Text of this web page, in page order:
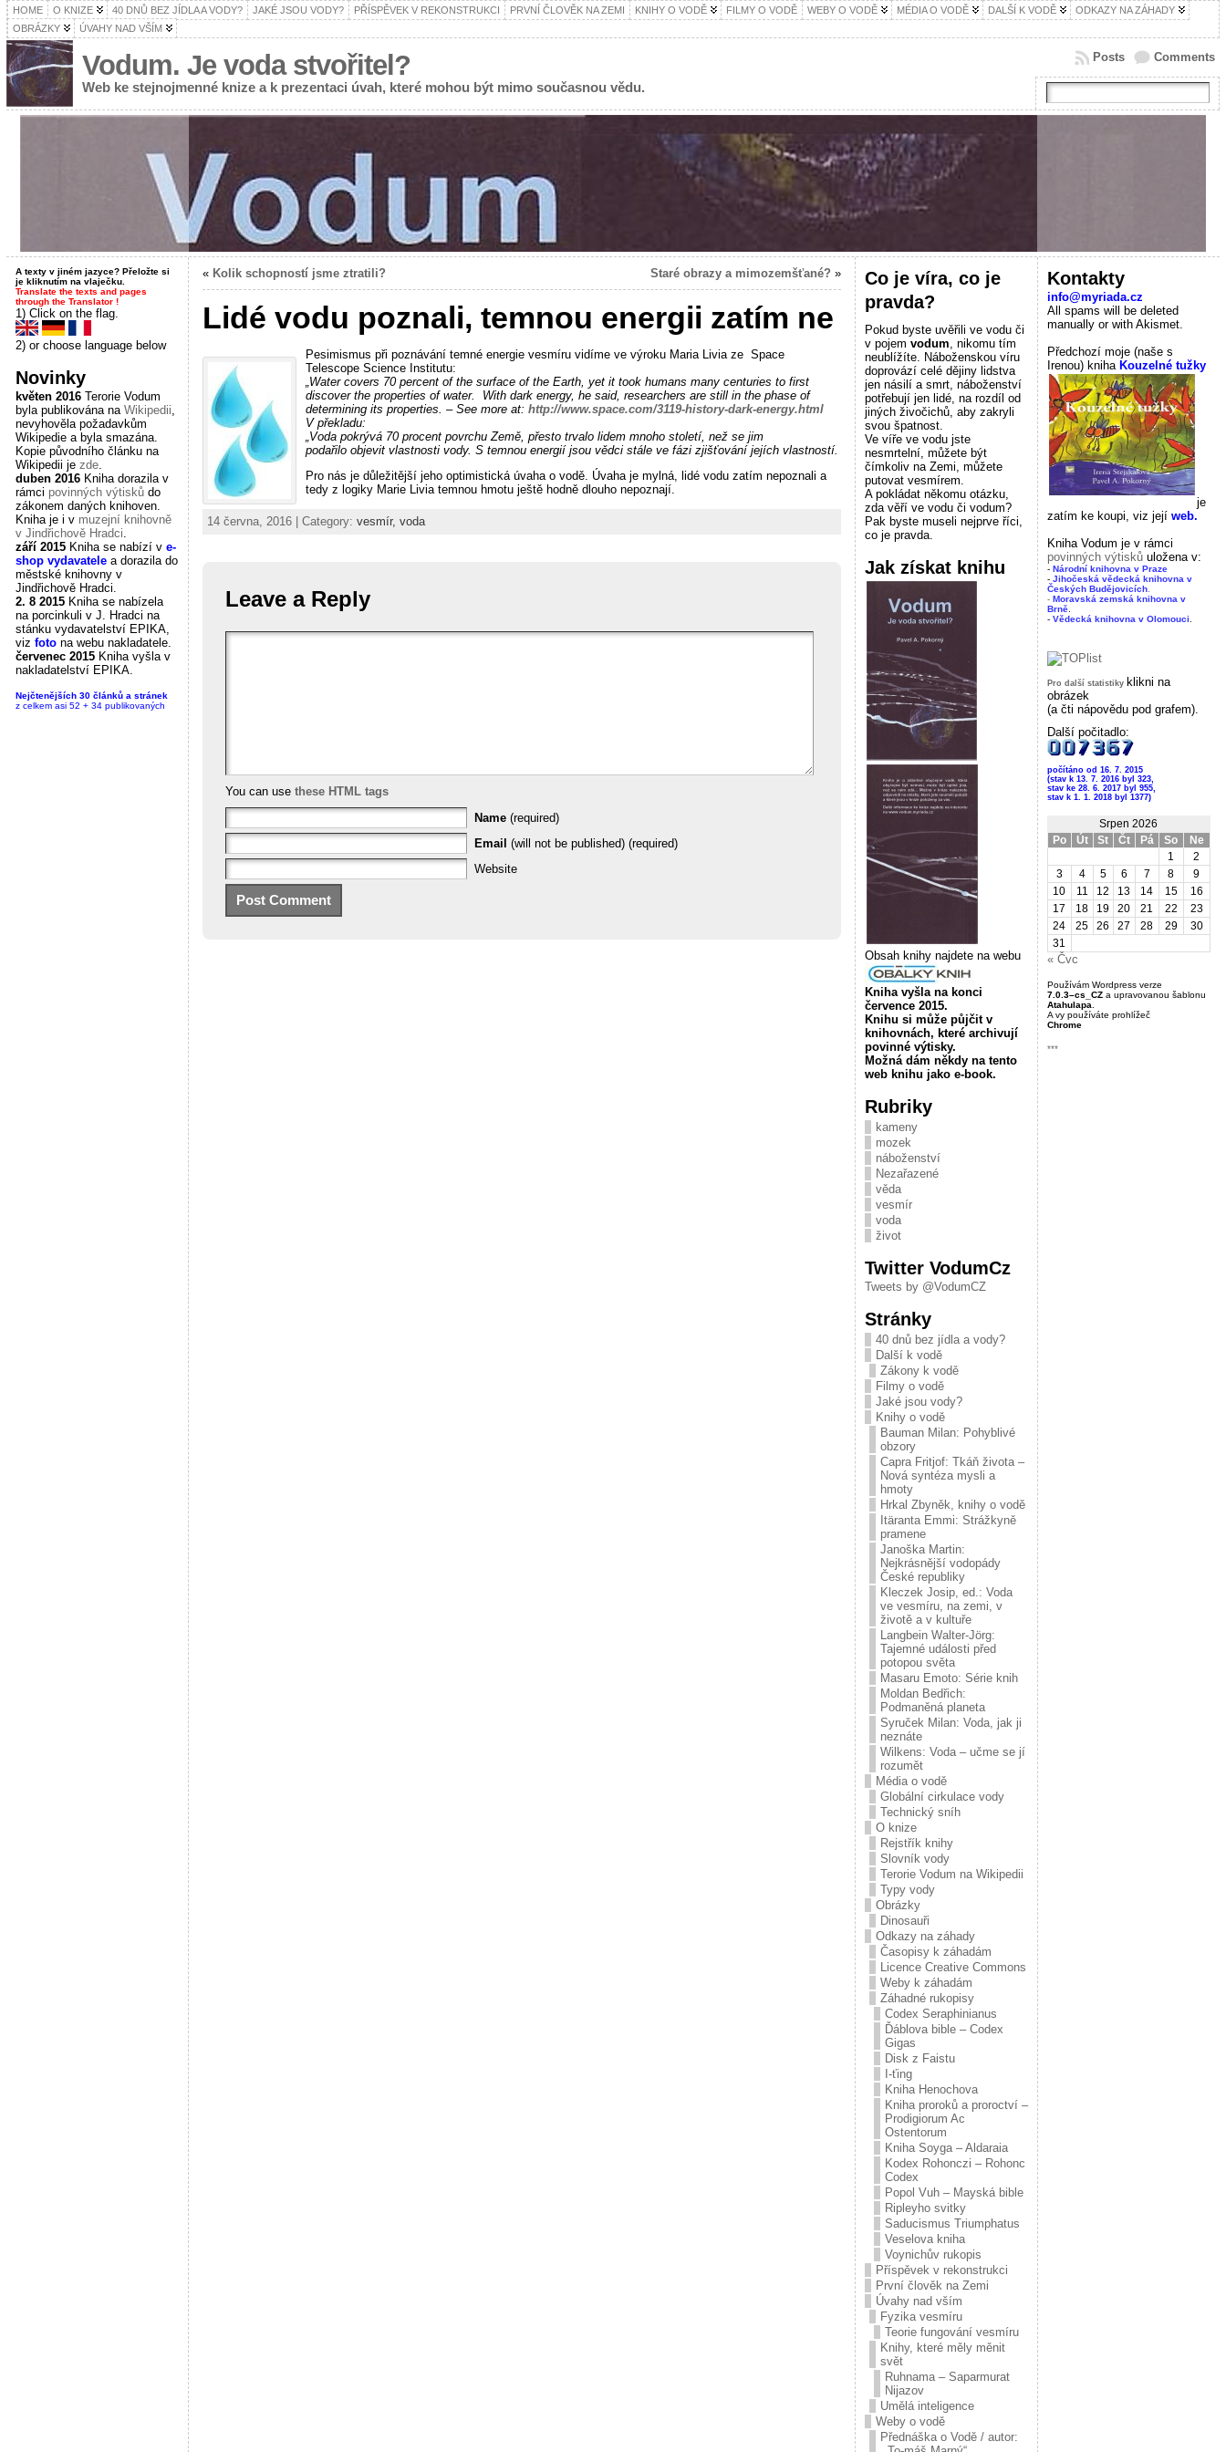
HOME O KNIZE 40 DNŮ BEZ JÍDLA A VODY? JAKÉ JSOU VODY? PŘÍSPĚVEK V REKONSTRUKCI PRVNÍ ČLOVĚK NA ZEMI KNIHY O VODĚ FILMY O VODĚ WEBY O VODĚ MÉDIA O VODĚ DALŠÍ K VODĚ
ODKAZY NA ZÁHADY
OBRÁZKY
ÚVAHY NAD VŠÍM
Vodum. Je voda stvořitel?
Web ke stejnojmenné knize a k prezentaci úvah, které mohou být mimo současnou vědu.
Comments
Posts
A texty v jiném jazyce? Přeložte si
je kliknutím na vlaječku.
Translate the texts and pages
through the Translator !
1) Click on the flag.
2) or choose language below
Novinky
květen 2016Terorie Vodum
byla publikována na Wikipedii,
nevyhověla požadavkům
Wikipedie a byla smazána.
Kopie původního článku na
Wikipedii je zde.
duben 2016Kniha dorazila v
rámci povinných výtiskůdo
zákonem daných knihoven.
Kniha je i v muzejní knihovně
v Jindřichově Hradci.
září 2015Kniha se nabízí v e-
shop vydavatelea dorazila do
městské knihovny v
Jindřichově Hradci.
2. 8 2015Kniha se nabízela
na porcinkuli v J. Hradci na
stánku vydavatelství EPIKA,
viz foto na webu nakladatele.
červenec 2015Kniha vyšla v
nakladatelství EPIKA.
Nejčtenějších 30 článků a stránek
z celkem asi 52 + 34 publikovaných
« Kolik schopností jsme ztratili? Staré obrazy a mimozemšťané? »
Lidé vodu poznali, temnou energii zatím ne
Pesimismus při poznávání temné energie vesmíru vidíme ve výroku Maria Livia ze Space
Telescope Science Institutu:
„Water covers 70 percent of the surface of the Earth, yet it took humans many centuries to first
discover the properties of water. With dark energy, he said, researchers are still in the phase of
determining its properties. – See more at: http://www.space.com/3119-history-dark-energy.html
V překladu:
„Voda pokrývá 70 procent povrchu Země, přesto trvalo lidem mnoho století, než se jim
podařilo objevit vlastnosti vody. S temnou energií jsou vědci stále ve fázi zjišťování jejích vlastností.
Pro nás je důležitější jeho optimistická úvaha o vodě. Úvaha je mylná, lidé vodu zatím nepoznali a
tedy z logiky Marie Livia temnou hmotu ještě hodně dlouho nepoznají.
14 června, 2016 | Category: vesmír, voda
Leave a Reply
You can use these HTML tags
Name (required)
Email (will not be published) (required)
Website
Co je víra, co je
pravda?
Pokud byste uvěřili ve vodu či
v pojem vodum, nikomu tím
neublížíte. Náboženskou víru
doprovází celé dějiny lidstva
jen násilí a smrt, náboženství
potřebují jen lidé, na rozdíl od
jiných živočichů, aby zakryli
svou špatnost.
Ve víře ve vodu jste
nesmrtelní, můžete být
čímkoliv na Zemi, můžete
putovat vesmírem.
A pokládat někomu otázku,
zda věří ve vodu či vodum?
Pak byste museli nejprve říci,
co je pravda.
Jak získat knihu
Obsah knihy najdete na webu
Kniha vyšla na konci
července 2015.
Knihu si může půjčit v
knihovnách, které archivují
povinné výtisky.
Možná dám někdy na tento
web knihu jako e-book.
Rubriky
kameny
mozek
náboženství
Nezařazené
věda
vesmír
voda
život
Twitter VodumCz
Tweets by @VodumCZ
Stránky
40 dnů bez jídla a vody?
Další k vodě
Zákony k vodě
Filmy o vodě
Jaké jsou vody?
Knihy o vodě
Bauman Milan: Pohyblivé
obzory
Capra Fritjof: Tkáň života –
Nová syntéza mysli a
hmoty
Hrkal Zbyněk, knihy o vodě
Itäranta Emmi: Strážkyně
pramene
Janoška Martin:
Nejkrásnější vodopády
České republiky
Kleczek Josip, ed.: Voda
ve vesmíru, na zemi, v
životě a v kultuře
Langbein Walter-Jörg:
Tajemné události před
potopou světa
Masaru Emoto: Série knih
Moldan Bedřich:
Podmaněná planeta
Syruček Milan: Voda, jak ji
neznáte
Wilkens: Voda – učme se jí
rozumět
Média o vodě
Globální cirkulace vody
Technický sníh
O knize
Rejstřík knihy
Slovník vody
Terorie Vodum na Wikipedii
Typy vody
Obrázky
Dinosauři
Odkazy na záhady
Časopisy k záhadám
Licence Creative Commons
Weby k záhadám
Záhadné rukopisy
Codex Seraphinianus
Ďáblova bible – Codex
Gigas
Disk z Faistu
I-ťing
Kniha Henochova
Kniha proroků a proroctví –
Prodigiorum Ac
Ostentorum
Kniha Soyga – Aldaraia
Kodex Rohonczi – Rohonc
Codex
Popol Vuh – Mayská bible
Ripleyho svitky
Saducismus Triumphatus
Veselova kniha
Voynichův rukopis
Příspěvek v rekonstrukci
První člověk na Zemi
Úvahy nad vším
Fyzika vesmíru
Teorie fungování vesmíru
Knihy, které měly měnit
svět
Ruhnama – Saparmurat
Nijazov
Umělá inteligence
Weby o vodě
Přednáška o Vodě / autor:
Kontakty
info@myriada.cz
All spams will be deleted
manually or with Akismet.
Předchozí moje (naše s
Irenou) kniha Kouzelné tužky
je
zatím ke koupi, viz její web.
Kniha Vodum je v rámci
povinných výtiskůuložena v:
- Národní knihovna v Praze
- Jihočeská vědecká knihovna v
Českých Budějovicích.
- Moravská zemská knihovna v
Brně.
- Vědecká knihovna v Olomouci
Pro další statistiky klikni na
obrázek
(a čti nápovědu pod grafem).
Další počitadlo:
počítáno od 16. 7. 2015
(stav k 13. 7. 2016 byl 323,
stav ke 28. 6. 2017 byl 955,
stav k 1. 1. 2018 byl 1377)
Srpen 2026
Po
Út St Čt Pá So
Ne
1
2
3
4 5 6 7 8
9
10
11 12 13 14 15
16
17
18 19 20 21 22
23
24
25 26 27 28 29
30
31
« Čvc
Používám Wordpress verze
7.0.3–cs_CZa upravovanou šablonu
Atahulapa
A vy používáte prohlížeč
Chrome
***